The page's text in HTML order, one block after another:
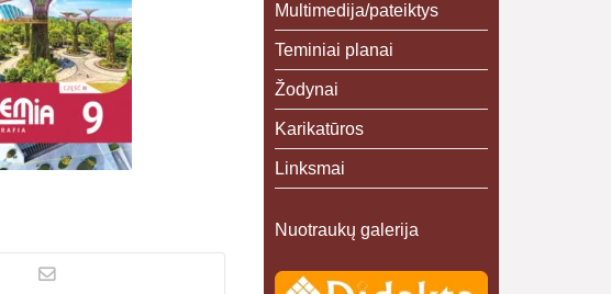
Multimedija/pateiktys
Teminiai planai
Žodynai
Karikatūros
Linksmai
Nuotraukų galerija